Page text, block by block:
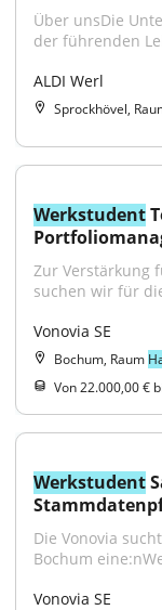
Über unsDie
der führenden
ALDI Werl
Sprockhövel,
Werkstudent
Zur Verstärkung
suchen wir für
Vonovia SE
Bochum, Raum
Von 22.000,00 €
Werkstudent
Die Vonovia
Bochum
Vonovia SE